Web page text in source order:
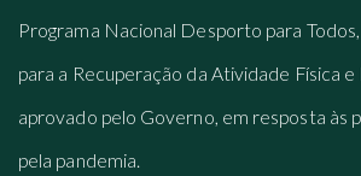
Programa Nacional Desporto para
para a Recuperação da Atividade Física
aprovado pelo Governo, em resposta às
pela pandemia.